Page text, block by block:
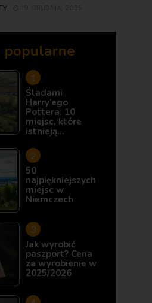
popularne
Śladami
Harry’ego
Pottera: 10
miejsc, które
istnieją…
50
najpiękniejszych
miejsc w
Niemczech
Jak wyrobić
paszport? Cena
za wyrobienie w
2025/2026